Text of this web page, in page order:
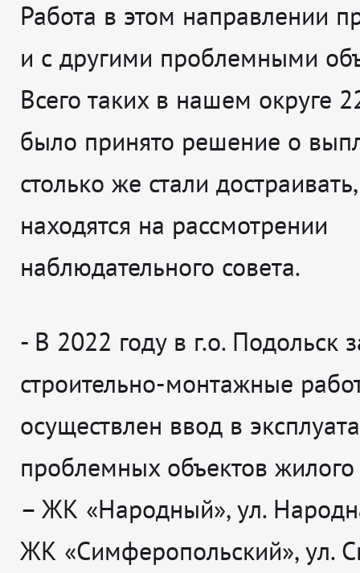
Работа в этом направлении
и с другими проблемными
Всего таких в нашем округе
было принято решение о
столько же стали
находятся на рассмотрении
наблюдательного совета.
- В 2022 году в г.о. Подольск
строительно-монтажные
осуществлен ввод в
проблемных объектов
– ЖК «Народный», ул.
ЖК «Симферопольский», ул.